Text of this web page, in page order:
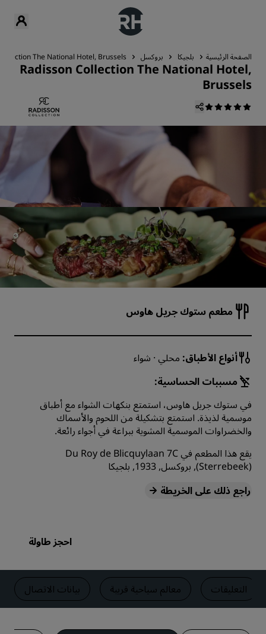
الصفحة الرئيسية بلجيكا بروكسل The National Hotel, Brussels
Radisson Collection The National Hotel,
Brussels
مطعم ستوك جريل هاوس
أنواع الأطباق: محلي · شواء
مسببات الحساسية:
في ستوك جريل هاوس، استمتع بنكهات الشواء مع أطباق
موسمية لذيذة. استمتع بتشكيلة من اللحوم والأسماك
والخضراوات الموسمية المشوية ببراعة في أجواء رائعة.
يقع هذا المطعم في Du Roy de Blicquylaan 7C
(Sterrebeek), بروكسل, 1933, بلجيكا
راجع ذلك على الخريطة
احجز طاولة
التعليقات معالم سياحية قريبة بيانات الاتصال